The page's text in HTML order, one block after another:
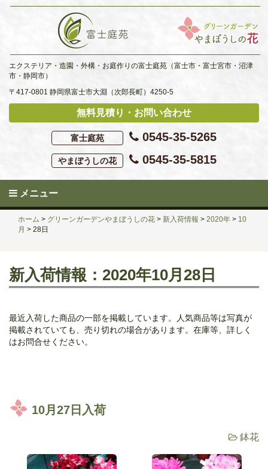
Skip
エクステリア・造園・外構・お庭作りの富士庭苑（富士市・富士宮市・沼津
市・静岡市）
〒417-0801 静岡県富士市大淵（次郎長町）4250-5
無料見積り・お問い合わせ
富士庭苑 0545-35-5265
やまぼうしの花 0545-35-5815
メニュー
ホーム > グリーンガーデンやまぼうしの花 > 新入荷情報 > 2020年 > 10
月 > 28日
新入荷情報：2020年10月28日
最近入荷した商品の一部を掲載しています。人気商品等は写真が
掲載されていても、売り切れの場合があります。在庫等、詳しく
はお問合せください。
10月27日入荷
鉢花